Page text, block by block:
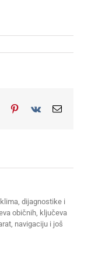
Tumblr Pinterest
Vk Email
dijagnostike i
običnih, ključeva
navigaciju i još